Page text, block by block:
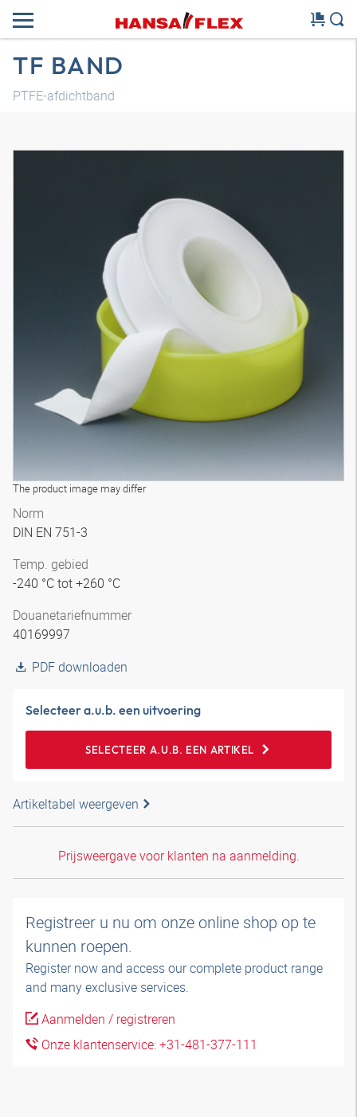
TF BAND
PTFE-afdichtband
The product image may differ
Norm
DIN EN 751-3
Temp. gebied
-240 °C tot +260 °C
Douanetariefnummer
40169997
PDF downloaden
Selecteer a.u.b. een uitvoering
SELECTEER A.U.B. EEN ARTIKEL
Artikeltabel weergeven
Prijsweergave voor klanten na aanmelding.
Registreer u nu om onze online shop op te
kunnen roepen.
Register now and access our complete product range
and many exclusive services.
Aanmelden / registreren
Onze klantenservice: +31-481-377-111